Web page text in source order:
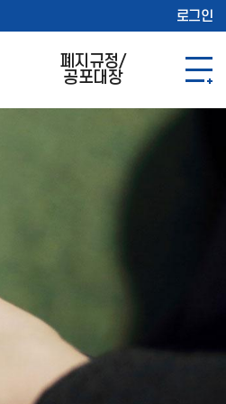
로그인
폐지규정/
공포대장